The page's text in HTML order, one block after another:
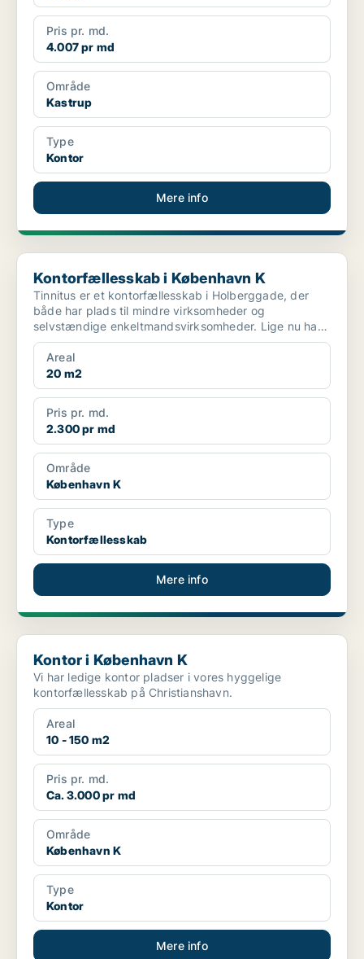
Pris pr. md.
4.007 pr md
Område
Kastrup
Type
Kontor
Mere info
Kontorfællesskab i København K
Kontorfællesskab i København K
Tinnitus er et kontorfællesskab i Holberggade, der
både har plads til mindre virksomheder og
selvstændige enkeltmandsvirksomheder. Lige nu har
vi et par e...
Areal
20 m2
Pris pr. md.
2.300 pr md
Område
København K
Type
Kontorfællesskab
Mere info
Kontor i København K
Kontor i København K
Vi har ledige kontor pladser i vores hyggelige
kontorfællesskab på Christianshavn.
Areal
10 - 150 m2
Pris pr. md.
Ca. 3.000 pr md
Område
København K
Type
Kontor
Mere info